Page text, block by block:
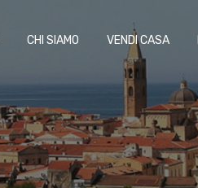
CHI SIAMO VENDI CASA